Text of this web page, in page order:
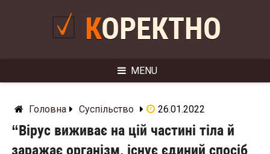
КОРЕКТНО
MENU
Головна Суспільство 26.01.2022
“Вірус виживає на цій частині тіла й
заражає організм, існує єдиний спосіб